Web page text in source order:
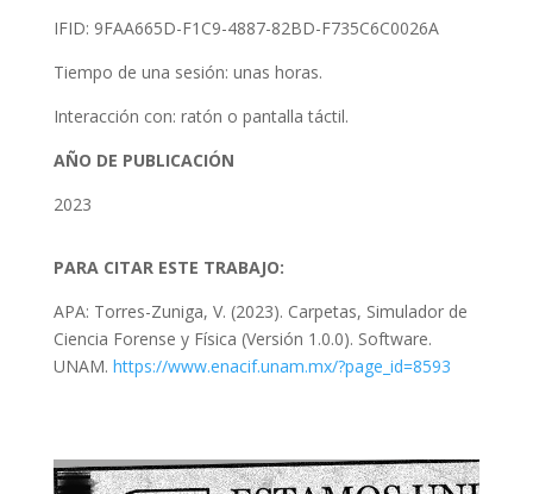
IFID: 9FAA665D-F1C9-4887-82BD-F735C6C0026A
Tiempo de una sesión: unas horas.
Interacción con: ratón o pantalla táctil.
AÑO DE PUBLICACIÓN
2023
PARA CITAR ESTE TRABAJO:
APA: Torres-Zuniga, V. (2023). Carpetas, Simulador de
Ciencia Forense y Física (Versión 1.0.0). Software.
UNAM. https://www.enacif.unam.mx/?page_id=8593